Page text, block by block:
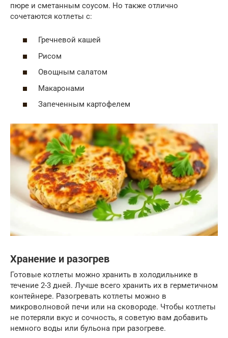
пюре и сметанным соусом. Но также отлично
сочетаются котлеты с:
Гречневой кашей
Рисом
Овощным салатом
Макаронами
Запеченным картофелем
Хранение и разогрев
Готовые котлеты можно хранить в холодильнике в
течение 2-3 дней. Лучше всего хранить их в герметичном
контейнере. Разогревать котлеты можно в
микроволновой печи или на сковороде. Чтобы котлеты
не потеряли вкус и сочность, я советую вам добавить
немного воды или бульона при разогреве.